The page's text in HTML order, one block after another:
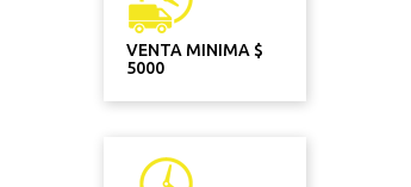
VENTA MINIMA $
5000